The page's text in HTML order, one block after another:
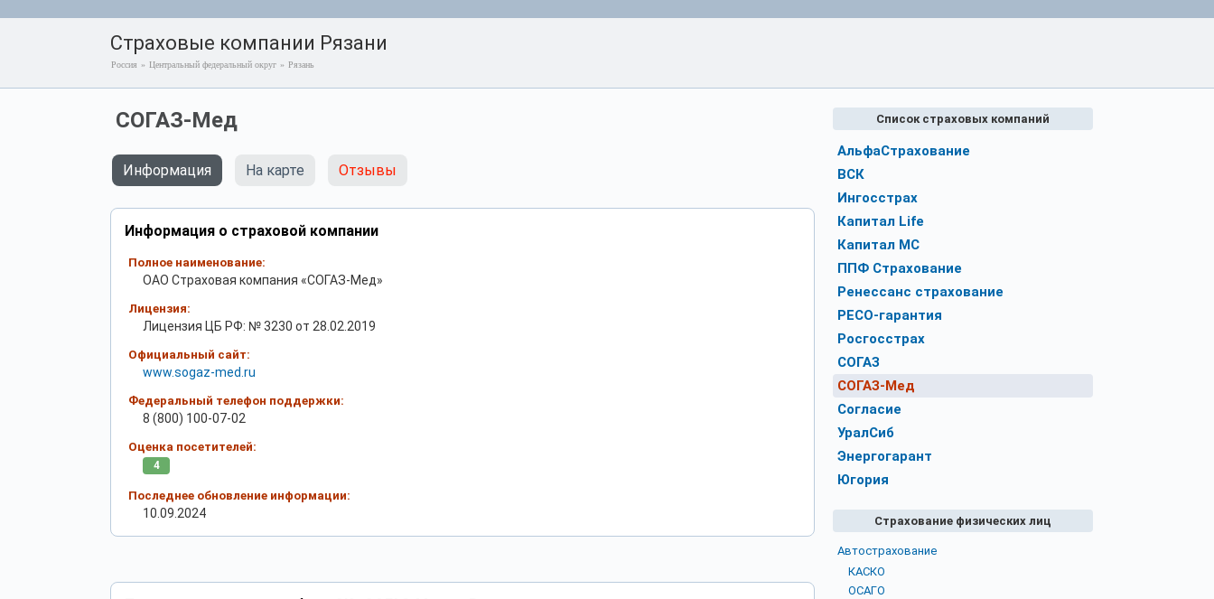
Страховые компании Рязани
Россия » Центральный федеральный округ » Рязань
СОГАЗ-Мед
Информация На карте Отзывы
Информация о страховой компании
Полное наименование:
ОАО Страховая компания «СОГАЗ-Мед»
Лицензия:
Лицензия ЦБ РФ: № 3230 от 28.02.2019
Официальный сайт:
www.sogaz-med.ru
Федеральный телефон поддержки:
8 (800) 100-07-02
Оценка посетителей:
4
Последнее обновление информации:
10.09.2024
Список страховых компаний
АльфаСтрахование
ВСК
Ингосстрах
Капитал Life
Капитал МС
ППФ Страхование
Ренессанс страхование
РЕСО-гарантия
Росгосстрах
СОГАЗ
СОГАЗ-Мед
Согласие
УралСиб
Энергогарант
Югория
Страхование физических лиц
Автострахование
КАСКО
ОСАГО